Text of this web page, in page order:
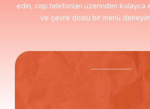
edin, cep telefonları üzerinden kolayca
ve çevre dostu bir menü